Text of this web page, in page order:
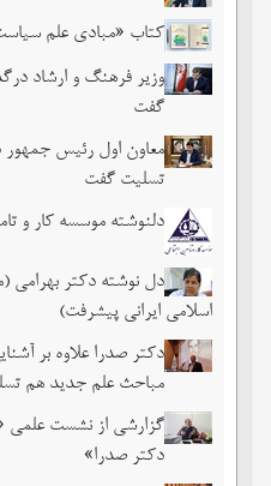
کتاب «مبادی علم
وزیر فرهنگ و ارشاد
گفت
معاون اول رئیس جمهور
تسلیت گفت
دلنوشته موسسه کار و
دل نوشته دکتر بهرامی
اسلامی ایرانی پیشرفت)
دکتر صدرا علاوه بر
مباحث علم جدید هم
گزارشی از نشست علمی
دکتر صدرا»